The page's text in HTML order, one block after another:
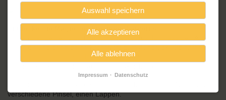
Entdecke die Magie des kreativen Töpferns!
deinen Händen einzigartige Kunstwerke aus Ton, lass den Alltag
hinter dir und bring deine Kreativität zum Ausdruck. Ob Anfänger
oder Fortgeschrittene – beim Töpfern entstehen nicht nur
verschiedene Pinsel, einen Lappen.
Auswahl speichern
Alle akzeptieren
Alle ablehnen
Impressum Datenschutz